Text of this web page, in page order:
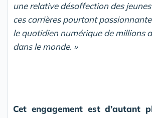
une relative désaffection des
ces carrières pourtant
le quotidien numérique de millions
dans le monde. »
Cet engagement est d’autant